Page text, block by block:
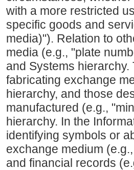
with a more restricted
specific goods and
media)"). Relation to
media (e.g., "plate
and Systems
fabricating exchange
hierarchy, and those
manufactured (e.g.,
hierarchy. In the
identifying symbols or
exchange medium
and financial records